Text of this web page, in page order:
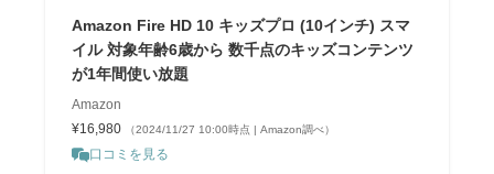
Amazon Fire HD 10 キッズプロ (10インチ) スマ
イル 対象年齢6歳から 数千点のキッズコンテンツ
が1年間使い放題
Amazon
¥16,980
（2024/11/27 10:00時点 | Amazon調べ）
口コミを見る